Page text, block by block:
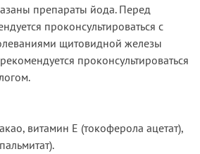
препараты йода. Перед
проконсультироваться с
щитовидной железы
проконсультироваться
витамин Е (токоферола ацетат),